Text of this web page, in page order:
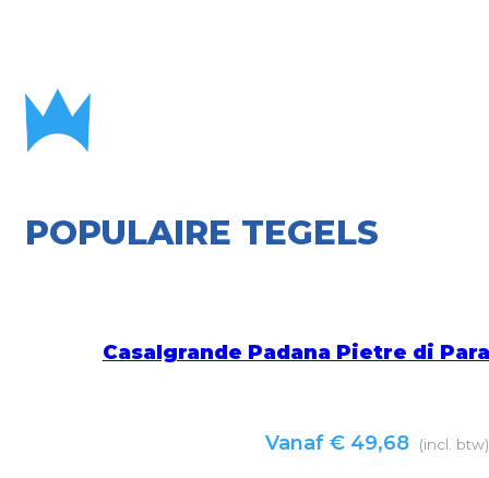
POPULAIRE TEGELS
Casalgrande Padana Pietre di
Vanaf€ 49,68 (incl. btw)